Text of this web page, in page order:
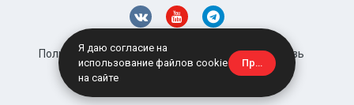
Политика конфиденциальности
Обратная связь
site@prizyvanet.ru
Я даю согласие на
использование файлов cookie
на сайте
Принять